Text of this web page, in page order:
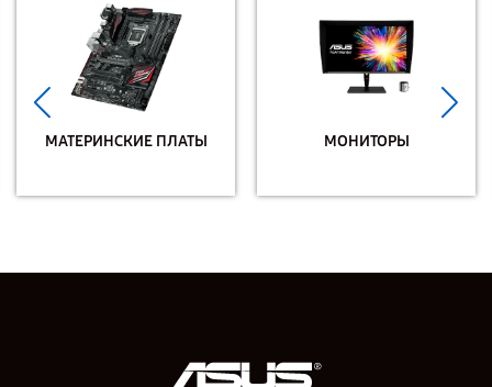
МАТЕРИНСКИЕ ПЛАТЫ МОНИТОРЫ